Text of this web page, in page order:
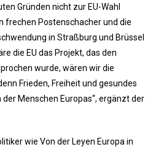
Gründen nicht zur EU-Wahl
frechen Postenschacher und die
in Straßburg und Brüssel
die EU das Projekt, das den
wurde, wären wir die
Frieden, Freiheit und gesundes
Menschen Europas“, ergänzt der
wie Von der Leyen Europa in